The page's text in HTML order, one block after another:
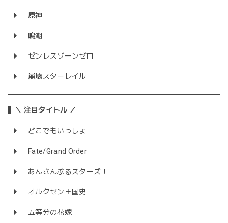
原神
鳴潮
ゼンレスゾーンゼロ
崩壊スターレイル
＼ 注目タイトル ／
どこでもいっしょ
Fate/Grand Order
あんさんぶるスターズ！
オルクセン王国史
五等分の花嫁